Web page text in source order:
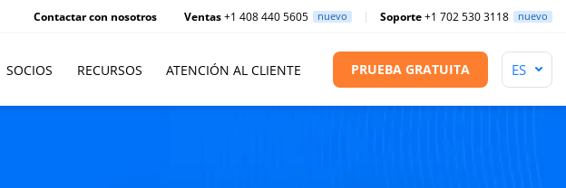
Contactar con nosotros Ventas+1 408 440 5605 nuevo Soporte+1 702 530 3118 nuevo
SOCIOS RECURSOS ATENCIÓN AL CLIENTE PRUEBA GRATUITA